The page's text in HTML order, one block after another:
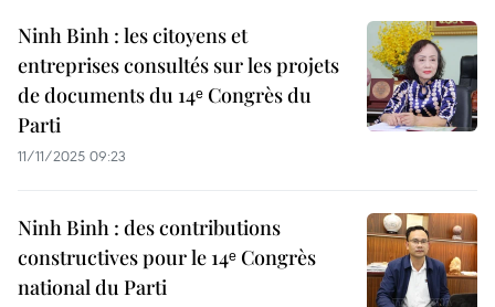
Ninh Binh : les citoyens et
entreprises consultés sur les projets
de documents du 14ᵉ Congrès du
Parti
11/11/2025 09:23
Ninh Binh : des contributions
constructives pour le 14ᵉ Congrès
national du Parti